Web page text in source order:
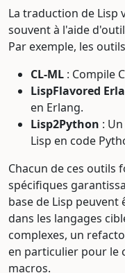
La traduction de Lisp
souvent à l'aide
Par exemple, les
CL-ML : Compile
LispFlavored
en Erlang.
Lisp2Python :
Lisp en code
Chacun de ces outils
spécifiques
base de Lisp
dans les langages
complexes, un
en particulier pour le
macros.